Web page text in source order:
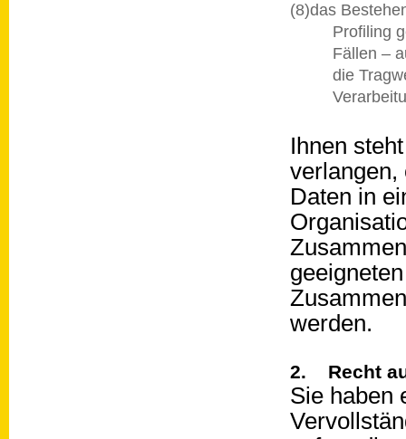
(8)das
Profiling
Fällen –
die
Ihnen
verlangen,
Daten in
werden.
2. Recht
Sie haben